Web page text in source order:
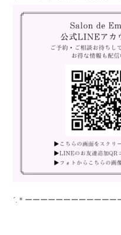
´.＊ーーーーーーーーーーーー